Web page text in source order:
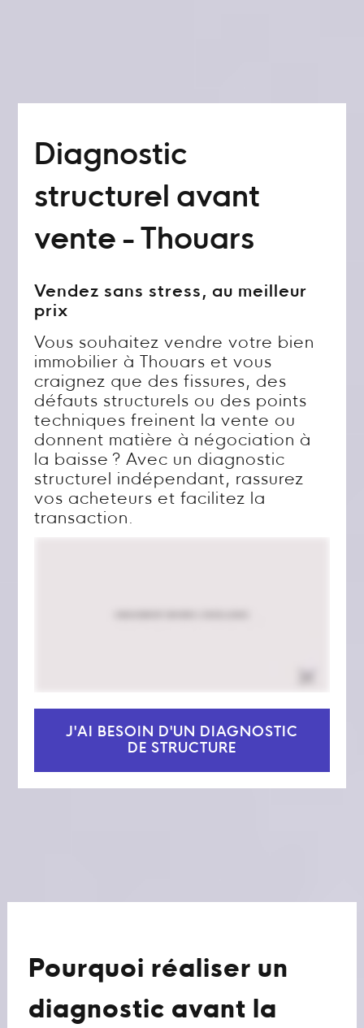
Diagnostic
structurel avant
vente - Thouars
Vendez sans stress, au meilleur
prix
Vous souhaitez vendre votre bien
immobilier à Thouars et vous
craignez que des fissures, des
défauts structurels ou des points
techniques freinent la vente ou
donnent matière à négociation à
la baisse ? Avec un diagnostic
structurel indépendant, rassurez
vos acheteurs et facilitez la
transaction.
J'AI BESOIN D'UN DIAGNOSTIC
DE STRUCTURE
Pourquoi réaliser un
diagnostic avant la